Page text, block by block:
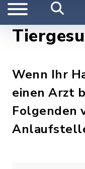
Wenn Ihr
einen Arzt
Folgenden